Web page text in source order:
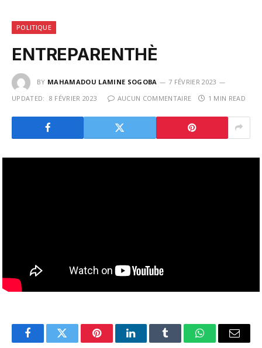
POLITIQUE
ENTREPARENTHÈ
BY MAHAMADOU LAMINE SOGOBA
7 FÉVRIER 2023
UPDATED: 8 FÉVRIER 2023 AUCUN COMMENTAIRE 1 MIN READ
FacebookTwitter PinterestLinkedInTumblr WhatsAppEmail